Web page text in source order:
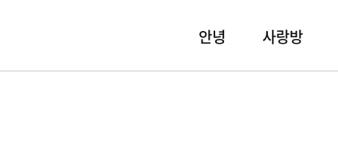
안녕 사랑방